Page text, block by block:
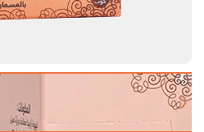
Next slide